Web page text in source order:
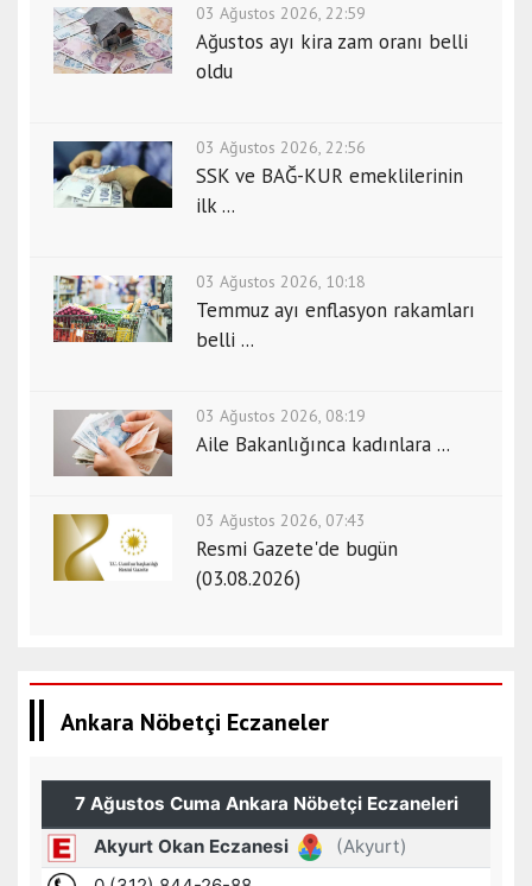
03 Ağustos 2026, 22:59
Ağustos ayı kira zam oranı belli
oldu
03 Ağustos 2026, 22:56
SSK ve BAĞ-KUR emeklilerinin
ilk ...
03 Ağustos 2026, 10:18
Temmuz ayı enflasyon rakamları
belli ...
03 Ağustos 2026, 08:19
Aile Bakanlığınca kadınlara ...
03 Ağustos 2026, 07:43
Resmi Gazete'de bugün
(03.08.2026)
Ankara Nöbetçi Eczaneler